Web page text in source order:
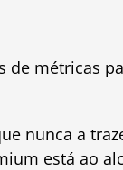
de métricas
nunca a
está ao